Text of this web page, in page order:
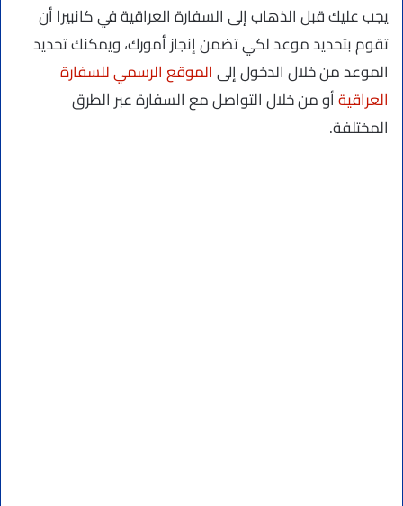
يجب عليك قبل الذهاب إلى السفارة العراقية في كانبيرا أن
تقوم بتحديد موعد لكي تضمن إنجاز أمورك، ويمكنك تحديد
الموعد من خلال الدخول إلىالموقع الرسمي للسفارة
العراقيةأو من خلال التواصل مع السفارة عبر الطرق
المختلفة.